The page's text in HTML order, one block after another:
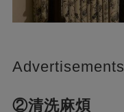
Advertisements
②清洗麻煩